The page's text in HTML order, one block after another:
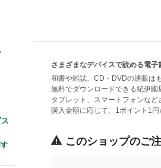
さまざまなデバイスで読める電子
和書や雑誌、CD・DVDの通販は
無料でダウンロードできる紀伊
タブレット、スマートフォンなど
購入金額に応じて、1ポイント1
このショップのご